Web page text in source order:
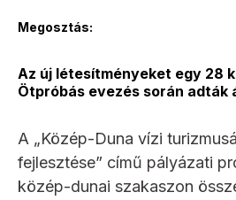
Megosztás:
Az új létesítményeket egy 28
Ötpróbás evezés során adták
A „Közép-Duna vízi
fejlesztése” című pályázati
közép-dunai szakaszon